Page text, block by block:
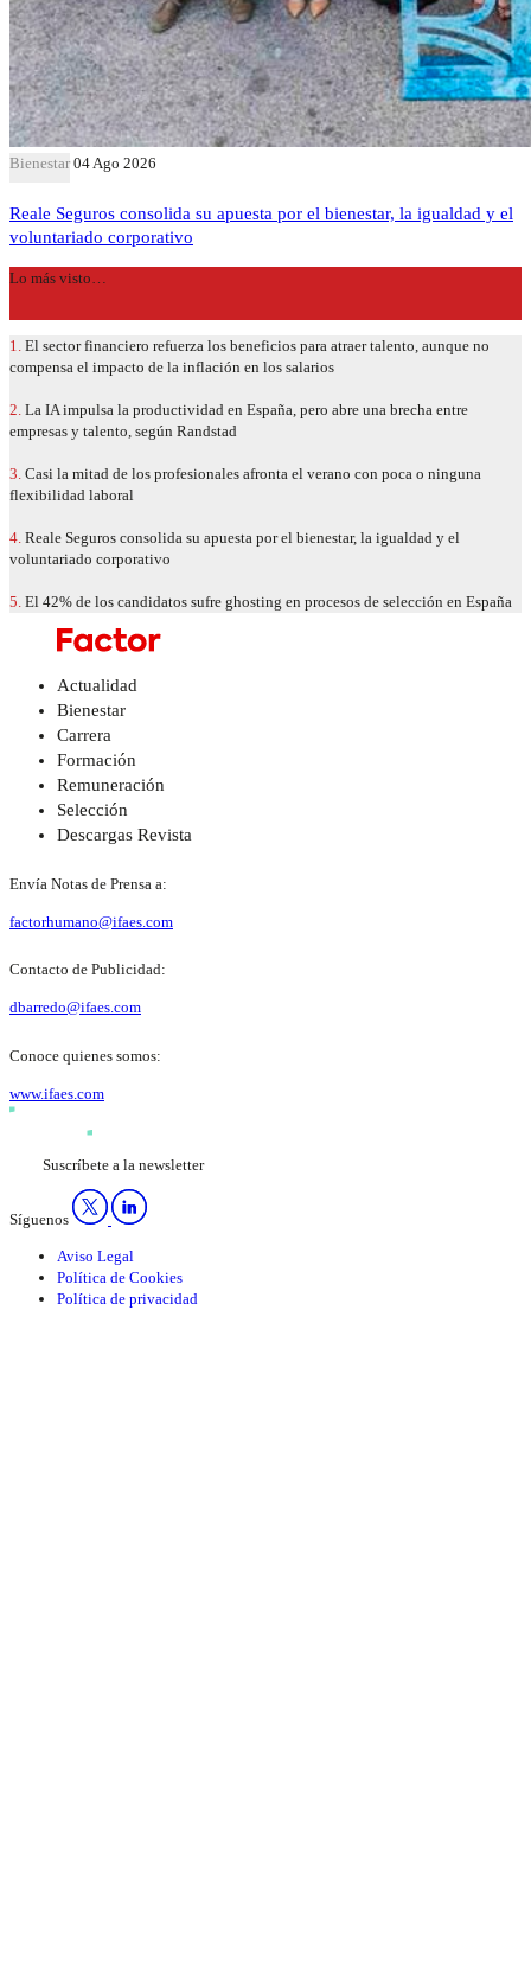
Bienestar 04 Ago 2026
Reale Seguros consolida su apuesta por el bienestar, la igualdad y el
voluntariado corporativo
Lo más visto…
1. El sector financiero refuerza los beneficios para atraer talento, aunque no
compensa el impacto de la inflación en los salarios
2. La IA impulsa la productividad en España, pero abre una brecha entre
empresas y talento, según Randstad
3. Casi la mitad de los profesionales afronta el verano con poca o ninguna
flexibilidad laboral
4. Reale Seguros consolida su apuesta por el bienestar, la igualdad y el
voluntariado corporativo
5. El 42% de los candidatos sufre ghosting en procesos de selección en España
Actualidad
Bienestar
Carrera
Formación
Remuneración
Selección
Descargas Revista
Envía Notas de Prensa a:
factorhumano@ifaes.com
Contacto de Publicidad:
dbarredo@ifaes.com
Conoce quienes somos:
www.ifaes.com
Suscríbete a la newsletter
Síguenos
Aviso Legal
Política de Cookies
Política de privacidad